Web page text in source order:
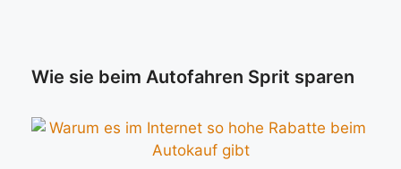
Wie sie beim Autofahren Sprit sparen